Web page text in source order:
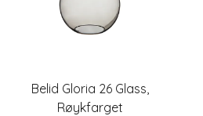
Belid Gloria 26 Glass,
Røykfarget